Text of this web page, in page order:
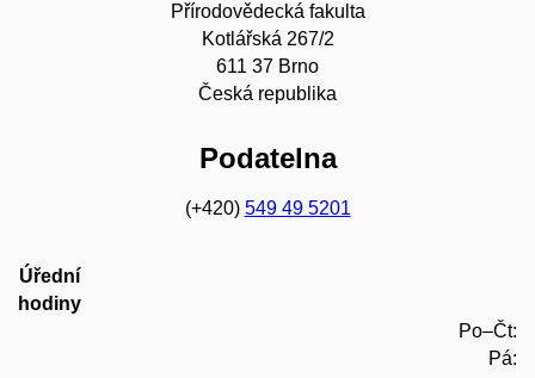
Přírodovědecká fakulta
Kotlářská 267/2
611 37 Brno
Česká republika
Podatelna
(+420) 549 49 5201
Úřední
hodiny
Po–Čt:
Pá: